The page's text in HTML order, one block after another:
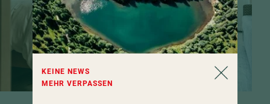
KEINE NEWS
MEHR VERPASSEN